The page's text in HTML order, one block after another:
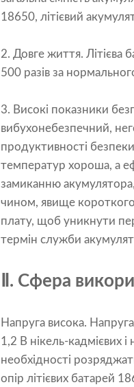
18650, літієвий
2. Довге життя.
500 разів за
3. Високі показники
вибухонебезпечний,
продуктивності безпеки
температур хороша, а
замиканню акумулятора,
чином, явище
плату, щоб уникнути
термін служби
Ⅱ. Сфера
Напруга висока.
1,2 В нікель-кадмієвих
необхідності
опір літієвих батарей